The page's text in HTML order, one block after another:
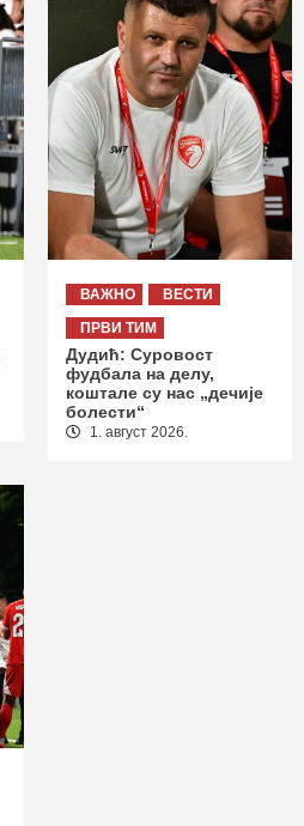
ВАЖНО
ВЕСТИ
ПРВИ ТИМ
Дудић: Суровост
фудбала на делу,
коштале су нас „дечије
болести“
1. август 2026.